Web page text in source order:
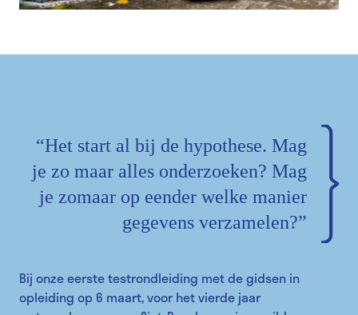
“Het start al bij de hypothese. Mag
je zo maar alles onderzoeken? Mag
je zomaar op eender welke manier
gegevens verzamelen?”
Bij onze eerste testrondleiding met de gidsen in
opleiding op 6 maart, voor het vierde jaar